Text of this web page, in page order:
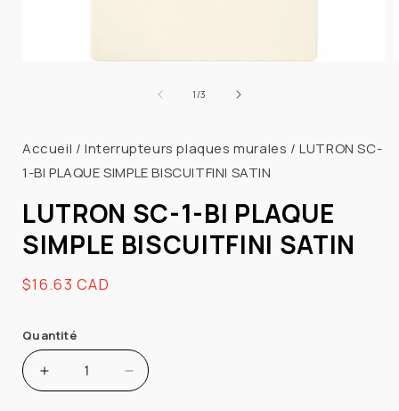
une
fenêtre
modale
1/de
3
Accueil /Interrupteurs plaques murales /LUTRON SC-
1-BI PLAQUE SIMPLE BISCUITFINI SATIN
LUTRON SC-1-BI PLAQUE
SIMPLE BISCUITFINI SATIN
Prix
$16.63 CAD
Quantité
Augmenter
Réduire